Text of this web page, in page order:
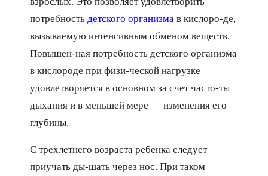
потребность детского организма в кислоро-де,
вызываемую интенсивным обменом веществ.
Повышен-ная потребность детского организма
в кислороде при физи-ческой нагрузке
удовлетворяется в основном за счет часто-ты
дыхания и в меньшей мере — изменения его
глубины.
С трехлетнего возраста ребенка следует
приучать ды-шать через нос. При таком